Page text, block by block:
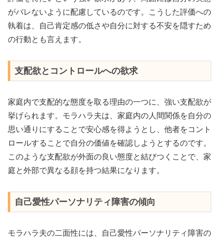
がバレないように配慮しているのです。こうした評価への
執着は、自己肯定感の低さや自分に対する不安を隠すため
の行動とも言えます。
支配欲とコントロールへの欲求
家庭内で支配的な態度を取る理由の一つに、強い支配欲が
挙げられます。モラハラ夫は、家庭内の人間関係を自分の
思い通りにすることで安心感を得ようとし、他者をコント
ロールすることで自分の価値を確認しようとするのです。
このような支配欲が外面の良い態度と結びつくことで、家
庭と外部で異なる顔を持つ結果になります。
自己愛性パーソナリティ障害の傾向
モラハラ夫の二面性には、自己愛性パーソナリティ障害の